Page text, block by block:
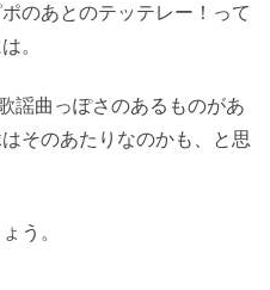
のあとのテッテレー！って
。
謡曲っぽさのあるものがあ
そのあたりなのかも、と思
う。